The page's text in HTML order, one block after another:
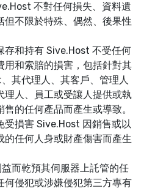
不對任何損失、資料遺
但不限於特殊、偶然、後果性
存和持有 Sive.Host 不受任何
用和索賠的損害，包括針對其
其代理人、其客戶、管理人
理人、員工或受讓人提供或執
的任何產品而產生或導致。
受損害 Sive.Host 因銷售或以
任何人身或財產傷害而產生
而乾預其伺服器上託管的任
何侵犯或涉嫌侵犯第三方專有